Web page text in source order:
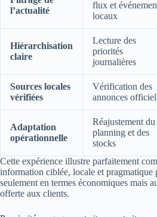
l’actualité
flux et
locaux
Hiérarchisation
claire
Lecture des
priorités
journalières
Sources locales
vérifiées
Vérification des
annonces
Adaptation
opérationnelle
Réajustement du
planning et des
stocks
Cette expérience illustre parfaitement
information ciblée, locale et pragmatique
seulement en termes économiques mais
offerte aux clients.